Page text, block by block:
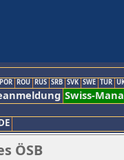
POR ROU RUS SRB SVK SWE TUR
Swiss-
ÖSB